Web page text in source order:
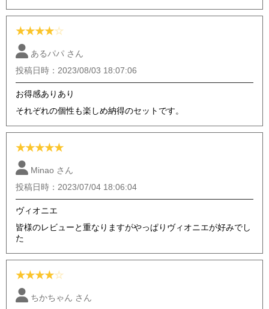
★★★★☆
あるパパ さん
投稿日時：2023/08/03 18:07:06
お得感ありあり
それぞれの個性も楽しめ納得のセットです。
★★★★★
Minao さん
投稿日時：2023/07/04 18:06:04
ヴィオニエ
皆様のレビューと重なりますがやっぱりヴィオニエが好みでし
た
★★★★☆
ちかちゃん さん